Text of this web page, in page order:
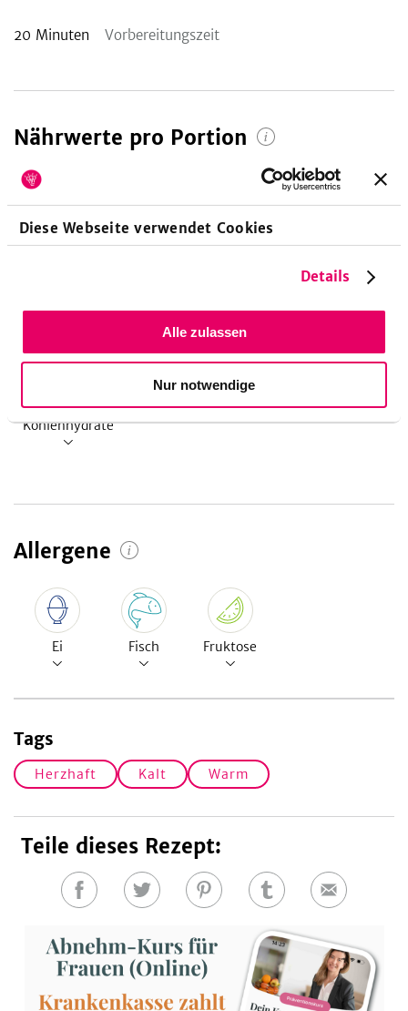
Diese Webseite verwendet Cookies
Details
Alle zulassen
Nur notwendige
20 Minuten Vorbereitungszeit
Nährwerte pro Portion
460
kcal
22%
28
58%
35
49
6,5
Kohlenhydrate
Allergene
Ei Fisch Fruktose
Tags
Herzhaft Kalt Warm
Teile dieses Rezept:
Auf
teilen
Auf
teilen
Auf
teilen
Auf
teilen
E-